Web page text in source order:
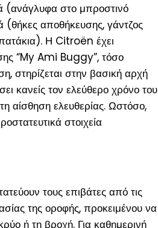
(ανάγλυφα στο μπροστινό
(θήκες αποθήκευσης, γάντζος
Η Citroën έχει
“My Ami Buggy”, τόσο
στηρίζεται στην βασική αρχή
κανείς τον ελεύθερο χρόνο του
αίσθηση ελευθερίας. Ωστόσο,
στοιχεία
τους επιβάτες από τις
της οροφής, προκειμένου να
ή τη βροχή. Για καθημερινή